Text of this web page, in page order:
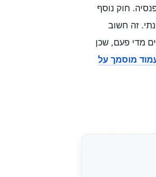
חוק נוסף
זה חשוב
מדי פעם, שכן
מוסמך על